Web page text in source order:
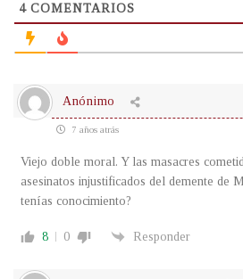
4COMENTARIOS
Anónimo
7 años atrás
Viejo doble moral. Y las masacres
asesinatos injustificados del demente de
tenías conocimiento?
8 0 Responder